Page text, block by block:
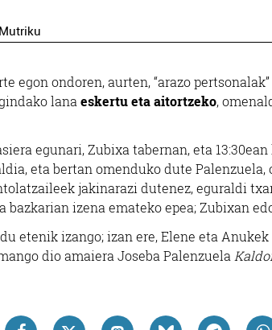
Mutriku
egon ondoren, aurten, “arazo
lana eskertu eta aitortzeko,
egunari, Zubixa tabernan, eta
eta bertan omenduko dute Palenzuela,
jakinarazi dutenez, eguraldi
bazkarian izena emateko epea; Zubixan
etenik izango; izan ere, Elene eta
dio amaiera Joseba Palenzuela